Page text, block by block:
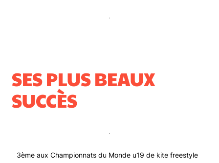
SES PLUS BEAUX
SUCCÈS
3ème aux Championnats du Monde u19 de kite freestyle